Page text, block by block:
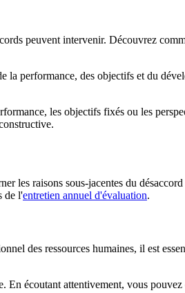
peuvent intervenir. Découvrez
performance, des objectifs et du
les objectifs fixés ou les
les raisons sous-jacentes du
de l'entretien annuel d'évaluation.
des ressources humaines, il est
En écoutant attentivement, vous